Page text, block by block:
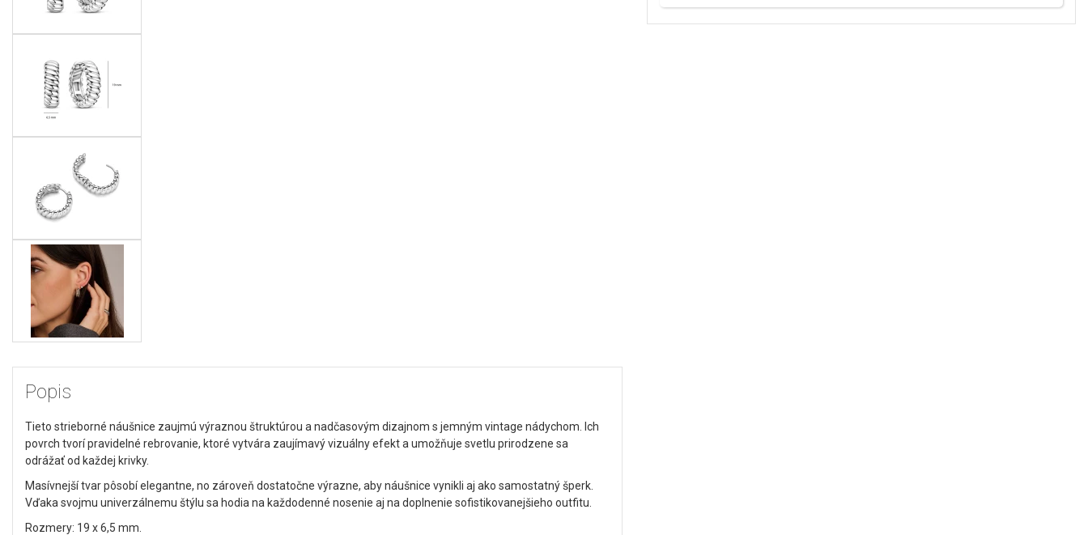
Popis
Tieto strieborné náušnice zaujmú výraznou štruktúrou a nadčasovým dizajnom s jemným vintage nádychom. Ich
povrch tvorí pravidelné rebrovanie, ktoré vytvára zaujímavý vizuálny efekt a umožňuje svetlu prirodzene sa
odrážať od každej krivky.
Masívnejší tvar pôsobí elegantne, no zároveň dostatočne výrazne, aby náušnice vynikli aj ako samostatný šperk.
Vďaka svojmu univerzálnemu štýlu sa hodia na každodenné nosenie aj na doplnenie sofistikovanejšieho outfitu.
Rozmery: 19 x 6,5 mm.